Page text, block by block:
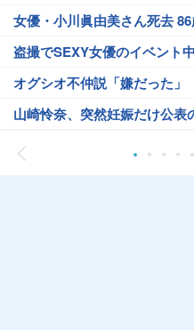
女優・小川眞由美さん死去
盗撮でSEXY女優のイベント
オグシオ不仲説「嫌だった」
山崎怜奈、突然妊娠だけ公表